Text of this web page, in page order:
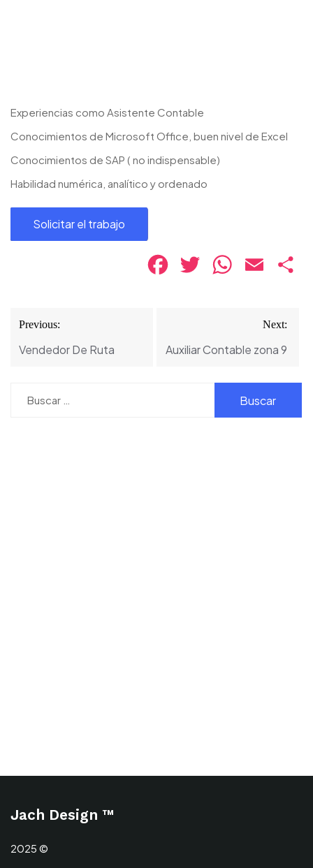
Experiencias como Asistente Contable
Conocimientos de Microsoft Office, buen nivel de Excel
Conocimientos de SAP ( no indispensable)
Habilidad numérica, analítico y ordenado
Facebook
Twitter WhatsApp
Email
Navegación
de
Previous:
Vendedor De Ruta
Next:
Auxiliar Contable zona 9
Jach Design ™
2025 ©